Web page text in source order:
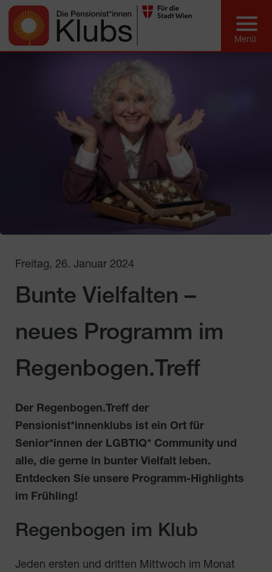
Freitag, 26. Januar 2024
Bunte Vielfalten –
neues Programm im
Regenbogen.Treff
Der Regenbogen.Treff der
Pensionist*innenklubs ist ein Ort für
Senior*innen der LGBTIQ* Community und
alle, die gerne in bunter Vielfalt leben.
Entdecken Sie unsere Programm-Highlights
im Frühling!
Regenbogen im Klub
Jeden ersten und dritten Mittwoch im Monat